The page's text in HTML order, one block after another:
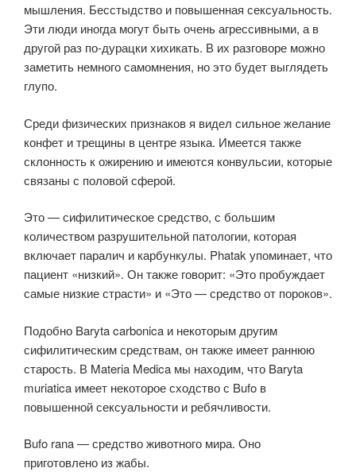
мышления. Бесстыдство и повышенная сексуальность.
Эти люди иногда могут быть очень агрессивными, а в
другой раз по-дурацки хихикать. В их разговоре можно
заметить немного самомнения, но это будет выглядеть
глупо.
Среди физических признаков я видел сильное желание
конфет и трещины в центре языка. Имеется также
склонность к ожирению и имеются конвульсии, которые
связаны с половой сферой.
Это — сифилитическое средство, с большим
количеством разрушительной патологии, которая
включает паралич и карбункулы. Phatak упоминает, что
пациент «низкий». Он также говорит: «Это пробуждает
самые низкие страсти» и «Это — средство от пороков».
Подобно Baryta carbonica и некоторым другим
сифилитическим средствам, он также имеет раннюю
старость. В Materia Medica мы находим, что Baryta
muriatica имеет некоторое сходство с Bufo в
повышенной сексуальности и ребячливости.
Bufo rana — средство животного мира. Оно
приготовлено из жабы.